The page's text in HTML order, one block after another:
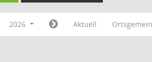
2026 Aktuell